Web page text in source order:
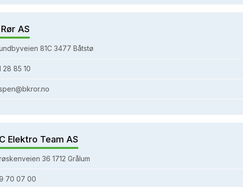
AS
81C 3477 Båtstø
28 85 10
Elektro Team AS
36 1712 Grålum
70 07 00